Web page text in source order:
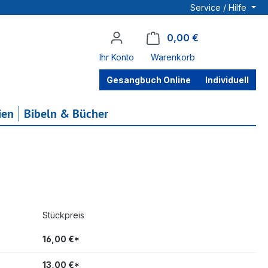
Service / Hilfe
Ihr Konto
0,00 €
Warenkorb
Gesangbuch Online Individuell
Bibeln & Bücher
Stückpreis
16,00 €*
13,00 €*